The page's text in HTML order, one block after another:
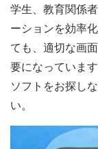
学生、教育関係
ーションを効率
ても、適切な画
要になっていま
ソフトをお探し
い。